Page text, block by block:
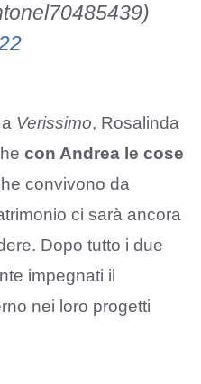
Verissimo, Rosalinda
con Andrea le cose
convivono da
ci sarà ancora
Dopo tutto i due
impegnati il
nei loro progetti